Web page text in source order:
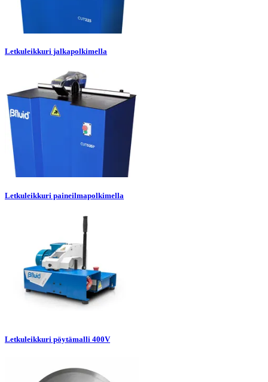
Letkuleikkuri jalkapolkimella
Letkuleikkuri paineilmapolkimella
Letkuleikkuri pöytämalli 400V